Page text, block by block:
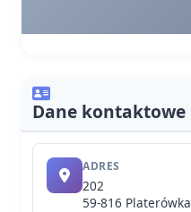
Dane kontaktowe
ADRES
202
59-816 Platerówka